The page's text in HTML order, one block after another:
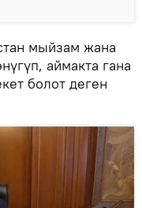
мыйзам жана
аймакта гана
болот деген